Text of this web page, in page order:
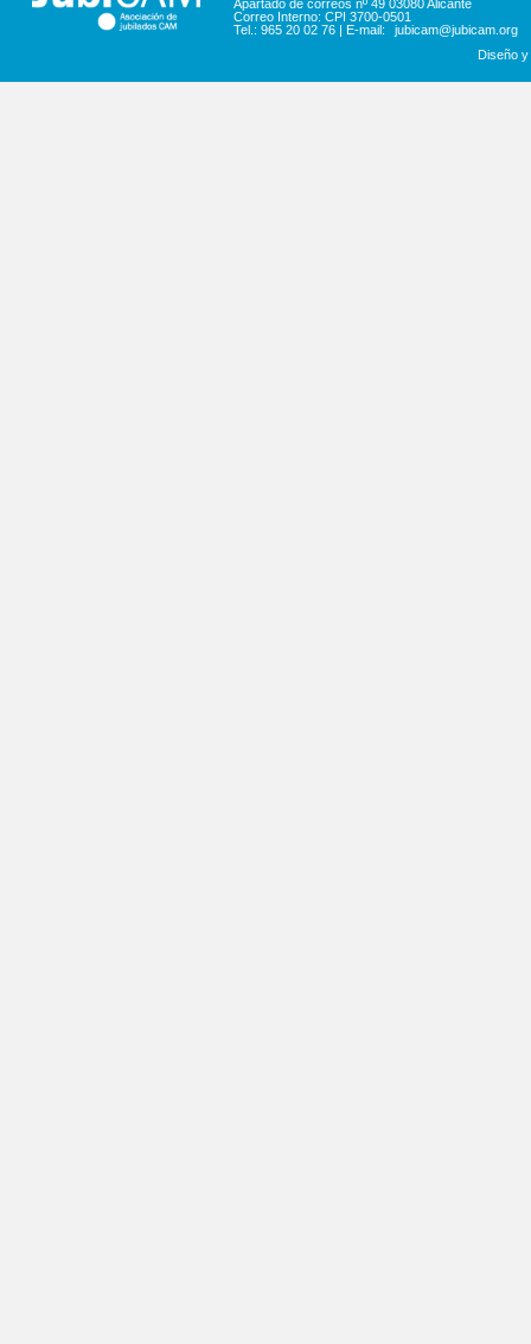
Apartado de correos nº 49 03080 Alicante
Correo Interno: CPI 3700-0501
Tel.: 965 20 02 76 | E-mail:
jubicam@jubicam.org
Diseño